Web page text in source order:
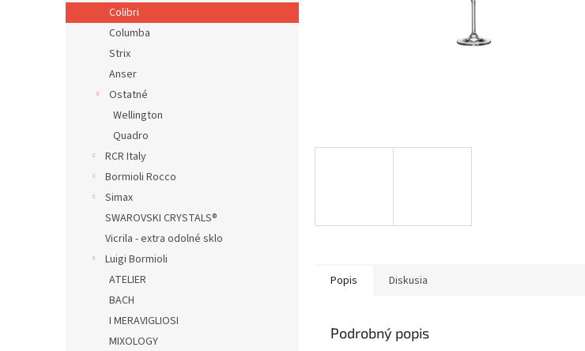
Colibri
Columba
Strix
Anser
Ostatné
Wellington
Quadro
RCR Italy
Bormioli Rocco
Simax
SWAROVSKI CRYSTALS®
Vicrila - extra odolné sklo
Luigi Bormioli
ATELIER
BACH
I MERAVIGLIOSI
MIXOLOGY
Popis Diskusia
Podrobný popis